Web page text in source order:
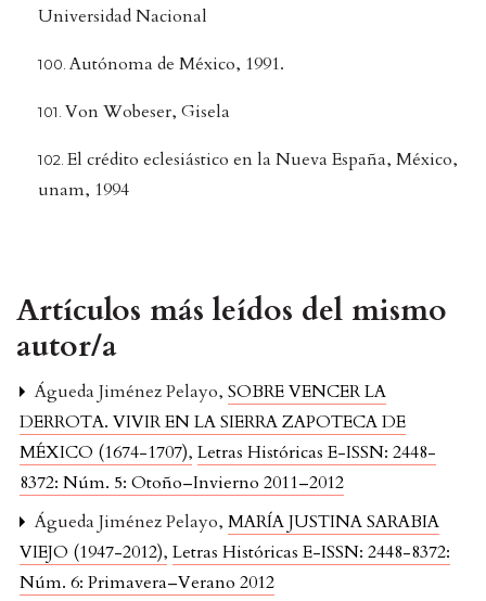
Universidad Nacional
Autónoma de México, 1991.
Von Wobeser, Gisela
El crédito eclesiástico en la Nueva España, México,
unam, 1994
Artículos más leídos del mismo
autor/a
Águeda Jiménez Pelayo, SOBRE VENCER LA
DERROTA. VIVIR EN LA SIERRA ZAPOTECA DE
MÉXICO (1674-1707), Letras Históricas E-ISSN: 2448-
8372: Núm. 5: Otoño–Invierno 2011–2012
Águeda Jiménez Pelayo, MARÍA JUSTINA SARABIA
VIEJO (1947-2012), Letras Históricas E-ISSN: 2448-8372:
Núm. 6: Primavera–Verano 2012